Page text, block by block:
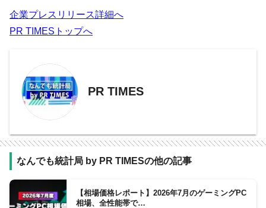
企業プレスリリース詳細へ
PR TIMESトップへ
PR TIMES
なんでも統計局 by PR TIMESの他の記事
【相場価格レポート】2026年7月のゲーミングPC
相場、全性能帯で…